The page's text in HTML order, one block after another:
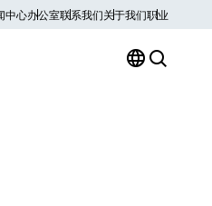
中心办公室联系我们关于我们职业